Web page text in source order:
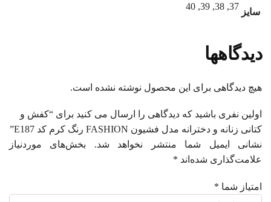
سایز
37, 38, 39, 40
دیدگاهها
هیچ دیدگاهی برای این محصول نوشته نشده است.
اولین نفری باشید که دیدگاهی را ارسال می کنید برای “کفش و
کتانی زنانه و دخترانه مدل فشیون FASHION رنگ کرم کد E187”
نشانی ایمیل شما منتشر نخواهد شد.
بخش‌های موردنیاز
علامت‌گذاری شده‌اند *
امتیاز شما *